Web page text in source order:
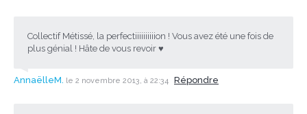
Collectif Métissé, la perfectiiiiiiiiiion ! Vous avez été une fois de
plus génial ! Hâte de vous revoir ♥
AnnaëlleM. le 2 novembre 2013, à 22:34 Répondre